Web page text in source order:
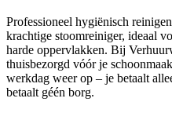
Professioneel hygiënisch
krachtige stoomreiniger, ideaal
harde oppervlakken. Bij
thuisbezorgd vóór je
werkdag weer op – je betaalt
betaalt géén borg.